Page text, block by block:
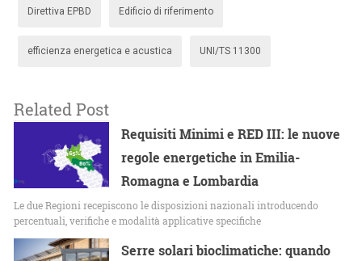
Direttiva EPBD Edificio di riferimento
efficienza energetica e acustica UNI/TS 11300
Related Post
Requisiti Minimi e RED III: le nuove
regole energetiche in Emilia-
Romagna e Lombardia
Le due Regioni recepiscono le disposizioni nazionali introducendo
percentuali, verifiche e modalità applicative specifiche
Serre solari bioclimatiche: quando